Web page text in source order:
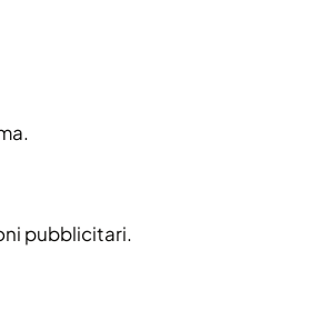
pubblicitari.